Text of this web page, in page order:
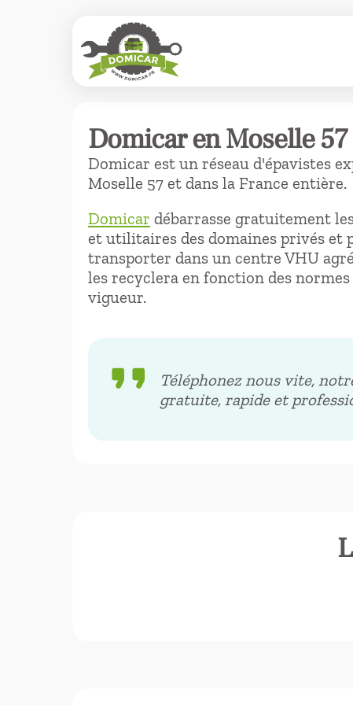
Domicar en Moselle 57
Domicar est un réseau d'épavistes
Moselle 57 et dans la France entière.
Domicar débarrasse gratuitement
et utilitaires des domaines privés et
transporter dans un centre VHU
les recyclera en fonction des
vigueur.
format_quote
Téléphonez nous vite,
gratuite, rapide et